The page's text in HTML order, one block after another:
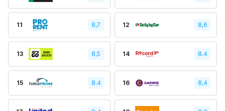
11 8,7 12 8,6
13 8,5 14 8.4
15 8.4 16 8,4